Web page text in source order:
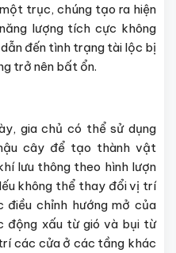
trục, chúng tạo ra hiện
lượng tích cực không
đến tình trạng tài lộc bị
trở nên bất ổn.
gia chủ có thể sử dụng
cây để tạo thành vật
lưu thông theo hình lượn
không thể thay đổi vị trí
điều chỉnh hướng mở của
động xấu từ gió và bụi từ
các cửa ở các tầng khác